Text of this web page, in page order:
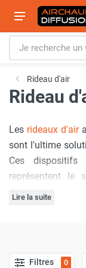
Rideau d'air
Rideau
Les rideaux d'air
sont l'ultime
Ces dispositifs
représentent le
actuel.
pour tous vos
Lire la suite
Filtres 0